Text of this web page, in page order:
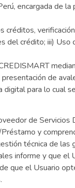
encargada de
créditos,
del crédito; iii) Uso
de
para lo cual
de Servicios
y
técnica de las
informe y que el
que el Usuario